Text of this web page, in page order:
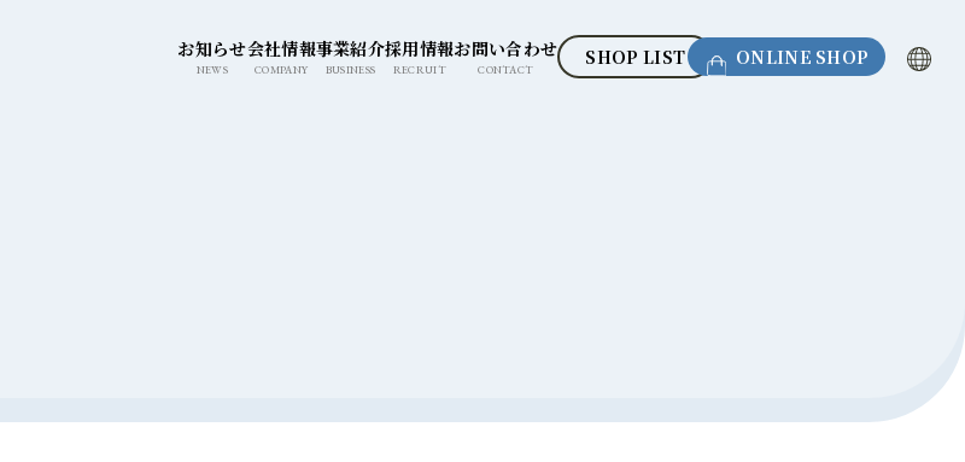
お知らせ
NEWS
会社情報
COMPANY
事業紹介
BUSINESS
採用情報
RECRUIT
お問い合わせ
CONTACT
SHOP LIST ONLINE SHOP